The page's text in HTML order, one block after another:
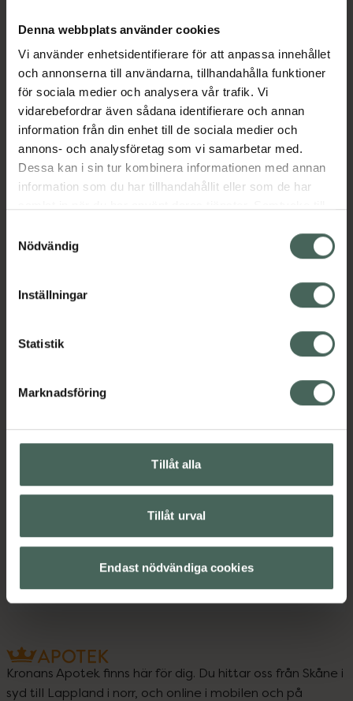
Denna webbplats använder cookies
Vi använder enhetsidentifierare för att anpassa innehållet
och annonserna till användarna, tillhandahålla funktioner
för sociala medier och analysera vår trafik. Vi
vidarebefordrar även sådana identifierare och annan
information från din enhet till de sociala medier och
annons- och analysföretag som vi samarbetar med.
Dessa kan i sin tur kombinera informationen med annan
information som du har tillhandahållit eller som de har
återkalla ditt samtycke via webbplatsens
cookieinställningar. Ett återkallat samtycke påverkar inte
lagligheten av behandling som skett innan återkallelsen.
Nödvändig
Inställningar
Statistik
Marknadsföring
Tillåt alla
Tillåt urval
Endast nödvändiga cookies
krämig textur. Den är vattenfast och sitter
kontrollerar oljiga eller glansiga partier i
ansiktet. Tack vare den innovativa tekniken i
formulan gör pudret att din hud känns mjuk
och återfuktad. Du kan ha den där perfekta
matta looken hela dagen samtidigt som
huden känns fräsch och behaglig.
Jämförpris 28428,57 kr/kg
EAN:07333352084941
Innehåll Visa
Instruktioner Visa
Upptäck flera produkter inom
Veganska produkter
Veganskt smink
Kronans Apotek finns här för dig. Du hittar oss från Skåne i
syd till Lappland i norr, och online i mobilen och på